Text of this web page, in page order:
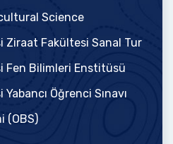
Science
Ziraat Fakültesi Sanal Tur
Fen Bilimleri Enstitüsü
Öğrenci Sınavı
(OBS)